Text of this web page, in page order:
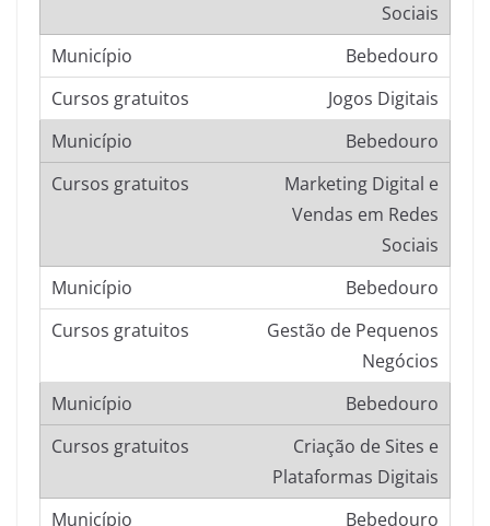
Sociais
Bebedouro
Jogos Digitais
Bebedouro
Marketing Digital e
Vendas em Redes
Sociais
Bebedouro
Gestão de Pequenos
Negócios
Bebedouro
Criação de Sites e
Plataformas Digitais
Bebedouro